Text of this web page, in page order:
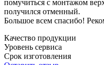
помучиться с монтажом
получился отменный.
Большое всем спасибо!
Качество продукции
Уровень сервиса
Срок изготовления